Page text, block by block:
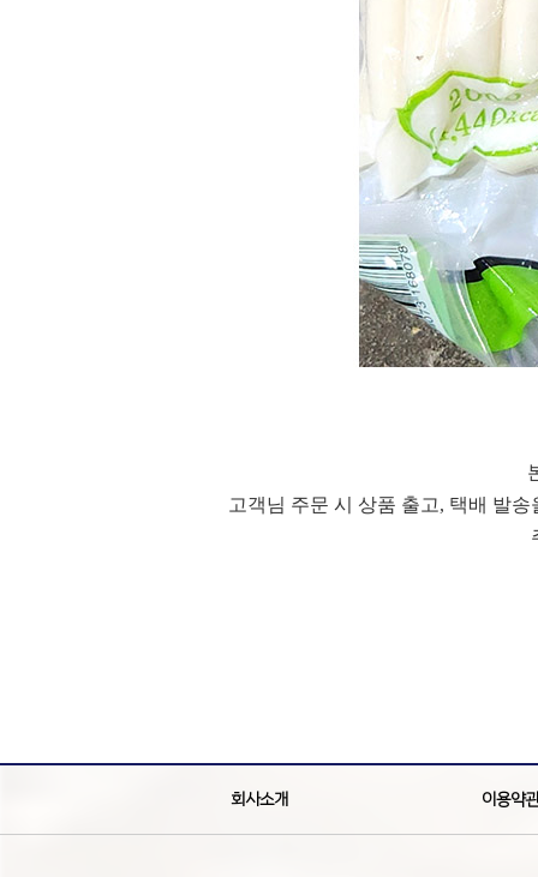
고객님 주문 시 상품 출고, 택배 발
회사소개 이용약